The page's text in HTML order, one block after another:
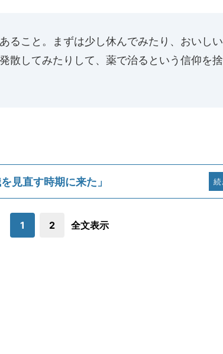
ること。まずは少し休んでみたり、おいし
散してみたりして、薬で治るという信仰を
見直す時期に来た」 続
1 2 全文表示